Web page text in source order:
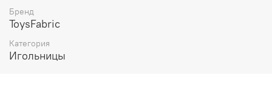
Наши деревянные игольницы мы изготавливаем
вручную в собственной мастерской (Россия).
Бренд
ToysFabric
Категория
Игольницы